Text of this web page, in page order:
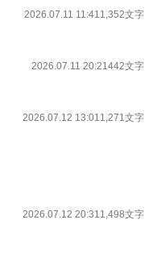
2026.07.11 11:411,352文字
2026.07.11 20:21442文字
2026.07.12 13:011,271文字
2026.07.12 20:311,498文字